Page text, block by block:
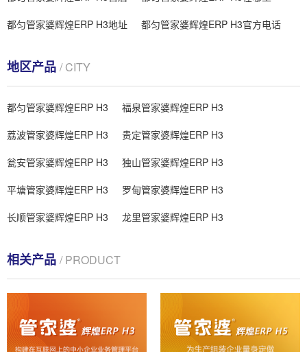
都匀管家婆辉煌ERP H3地址
都匀管家婆辉煌ERP H3官方电话
地区产品 / CITY
都匀管家婆辉煌ERP H3
福泉管家婆辉煌ERP H3
荔波管家婆辉煌ERP H3
贵定管家婆辉煌ERP H3
瓮安管家婆辉煌ERP H3
独山管家婆辉煌ERP H3
平塘管家婆辉煌ERP H3
罗甸管家婆辉煌ERP H3
长顺管家婆辉煌ERP H3
龙里管家婆辉煌ERP H3
相关产品 / PRODUCT